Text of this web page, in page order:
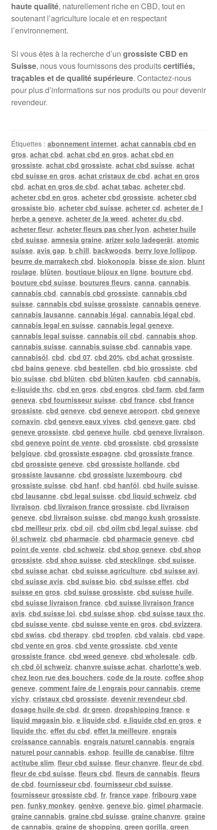
haute qualité, naturellement riche en CBD, tout en
soutenant l’agriculture locale et en respectant
l’environnement.
Si vous êtes à la recherche d’un grossiste CBD en
Suisse, nous vous fournissons des produitscertifiés,
traçables et de qualité supérieure. Contactez-nous
pour plus d’informations sur nos produits ou pour devenir
revendeur.
Étiquettes : abonnement internet, achat cannabis cbd en
gros, achat cbd, achat cbd en gros, achat cbd en
grossiste, achat cbd grossiste, achat cbd suisse, achat
cbd suisse en gros, achat cristaux de cbd, achat en gros
cbd, achat en gros de cbd, achat tabac, acheter cbd,
acheter cbd en gros, acheter cbd grossiste, acheter cbd
grossiste bio, acheter cbd suisse, acheter cd, acheter de l
herbe a geneve, acheter de la weed, acheter du cbd,
acheter fleur, acheter fleurs pas cher lyon, acheter huile
cbd suisse, amnesia graine, arizer solo ladegerät, atomic
suisse, avis gap, b chill, backwoods, berry love lollipop,
beurre de marrakech cbd, biokonopia, bisse de sion, blunt
roulage, blüten, boutique bijoux en ligne, bouture cbd,
bouture cbd suisse, boutures fleurs, canna, cannabis,
cannabis cbd, cannabis cbd grossiste, cannabis cbd
suisse, cannabis cbd suisse grossiste, cannabis geneve,
cannabis lausanne, cannabis légal, cannabis légal cbd,
cannabis legal en suisse, cannabis legal geneve,
cannabis legal suisse, cannabis oil cbd, cannabis shop,
cannabis suisse, cannabis suisse cbd, cannabis vape,
cannabisöl, cbd, cbd 07, cbd 20%, cbd achat grossiste,
cbd bains geneve, cbd bestellen, cbd bio grossiste, cbd
bio suisse, cbd blüten, cbd blüten kaufen, cbd cannabis.
e-liquide thc, cbd en gros, cbd engros, cbd farm, cbd farm
geneva, cbd fournisseur suisse, cbd france, cbd france
grossiste, cbd geneve, cbd geneve aeroport, cbd geneve
cornavin, cbd geneve eaux vives, cbd geneve gare, cbd
geneve grossiste, cbd geneve huile, cbd geneve livraison,
cbd geneve point de vente, cbd grossiste, cbd grossiste
belgique, cbd grossiste espagne, cbd grossiste france,
cbd grossiste geneve, cbd grossiste hollande, cbd
grossiste lausanne, cbd grossiste luxembourg, cbd
grossiste suisse, cbd hanf, cbd hanföl, cbd huile suisse,
cbd lausanne, cbd legal suisse, cbd liquid schweiz, cbd
livraison, cbd livraison france grossiste, cbd livraison
geneve, cbd livraison suisse, cbd mango kush grossiste,
cbd meilleur prix, cbd oil, cbd oilm cbd legal suisse, cbd
öl schweiz, cbd pharmacie, cbd pharmacie geneve, cbd
point de vente, cbd schweiz, cbd shop geneve, cbd shop
grossiste, cbd shop suisse, cbd stecklinge, cbd suisse,
cbd suisse achat, cbd suisse agriculture, cbd suisse avi,
cbd suisse avis, cbd suisse bio, cbd suisse effet, cbd
suisse en gros, cbd suisse grossiste, cbd suisse huile,
cbd suisse livraison france, cbd suisse livraison france
avis, cbd suisse loi, cbd suisse shop, cbd suisse taux thc,
cbd suisse vente, cbd suisse vente en gros, cbd svizzera,
cbd swiss, cbd therapy, cbd tropfen, cbd valais, cbd vape,
cbd vente en gros, cbd vente grossiste, cbd vente
grossiste france, cbd weed geneve, cbd wholesale, cdb,
ch cbd öl schweiz, chanvre suisse achat, charlotte's web,
chez leon rue des bouchers, code de la route, coffee shop
geneve, comment faire de l engrais pour cannabis, creme
vichy, cristaux cbd grossiste, devenir revendeur cbd,
dosage huile de cbd, dr green, dropshipping france, e
liquid magasin bio, e liquide cbd, e liquide cbd en gros, e
liquide thc, effet du cbd, effet la meilleure, engrais
croissance cannabis, engrais naturel cannabis, engrais
naturel pour cannabis, eshop, feuille de canabise, filtre
actitube slim, fleur cbd suisse, fleur chanvre, fleur de cbd,
fleur de cbd suisse, fleurs cbd, fleurs de cannabis, fleurs
de cbd, fournisseur cbd, fournisseur cbd suisse,
fournisseur grossiste cbd, fr, france vape, fribourg vape
pen, funky monkey, genève, geneve bio, gimel pharmacie,
graine cannabis, graine cbd suisse, graine chanvre, graine
de cannabis, graine de shopping, green gorilla, green